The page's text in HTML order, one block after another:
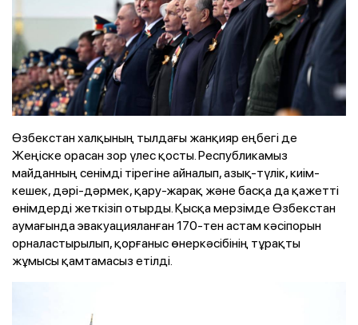
Өзбекстан халқының тылдағы жанқияр еңбегі де
Жеңіске орасан зор үлес қосты. Республикамыз
майданның сенімді тірегіне айналып, азық-түлік, киім-
кешек, дәрі-дәрмек, қару-жарақ және басқа да қажетті
өнімдерді жеткізіп отырды. Қысқа мерзімде Өзбекстан
аумағында эвакуацияланған 170-тен астам кәсіпорын
орналастырылып, қорғаныс өнеркәсібінің тұрақты
жұмысы қамтамасыз етілді.